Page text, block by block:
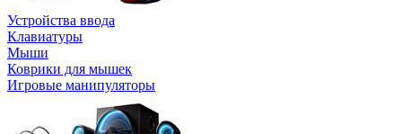
Устройства ввода
Клавиатуры
Мыши
Коврики для мышек
Игровые манипуляторы